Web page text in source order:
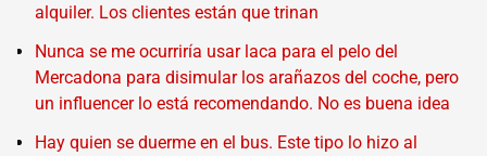
alquiler. Los clientes están que trinan
Nunca se me ocurriría usar laca para el pelo del
Mercadona para disimular los arañazos del coche, pero
un influencer lo está recomendando. No es buena idea
Hay quien se duerme en el bus. Este tipo lo hizo al